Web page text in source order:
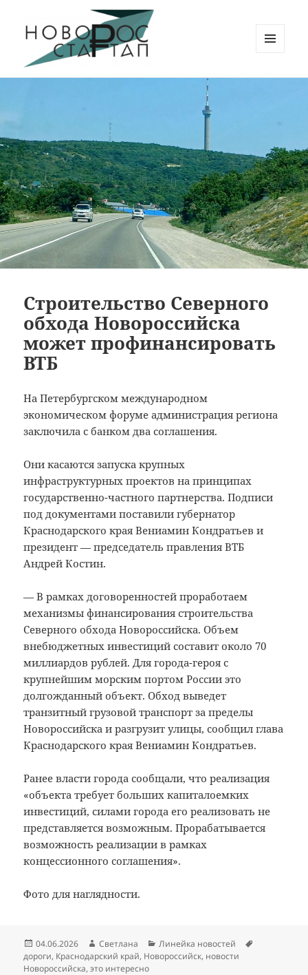
ВИДЖЕТЫ
Строительство Северного
обхода Новороссийска
может профинансировать
ВТБ
На Петербургском международном
экономическом форуме администрация региона
заключила с банком два соглашения.
Они касаются запуска крупных
инфраструктурных проектов на принципах
государственно-частного партнерства. Подписи
под документами поставили губернатор
Краснодарского края Вениамин Кондратьев и
президент — председатель правления ВТБ
Андрей Костин.
— В рамках договоренностей проработаем
механизмы финансирования строительства
Северного обхода Новороссийска. Объем
внебюджетных инвестиций составит около 70
миллиардов рублей. Для города-героя с
крупнейшим морским портом России это
долгожданный объект. Обход выведет
транзитный грузовой транспорт за пределы
Новороссийска и разгрузит улицы, сообщил глава
Краснодарского края Вениамин Кондратьев.
Ранее власти города сообщали, что реализация
«объекта требует больших капиталоемких
инвестиций, силами города его реализовать не
представляется возможным. Прорабатывается
возможность реализации в рамках
концессионного соглашения».
Фото для наглядности.
Опубликовано
04.06.2026 Автор
Светлана Рубрики
Линейка новостей
дороги, Краснодарский край, Новороссийск, новости
Новороссийска,это интересно